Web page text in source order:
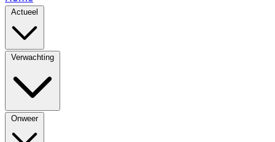
Actueel
Verwachting
Onweer